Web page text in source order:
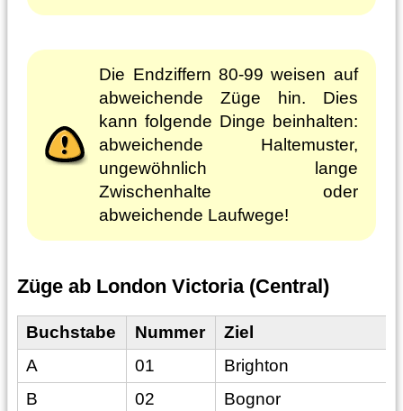
Die Endziffern 80-99 weisen auf
abweichende Züge hin. Dies
kann folgende Dinge beinhalten:
abweichende Haltemuster,
ungewöhnlich lange
Zwischenhalte oder
abweichende Laufwege!
Züge ab London Victoria (Central)
Buchstabe Nummer
Ziel
A
01
Brighton
B
02
Bognor